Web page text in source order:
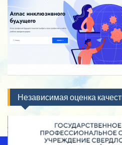
Независимая оценка